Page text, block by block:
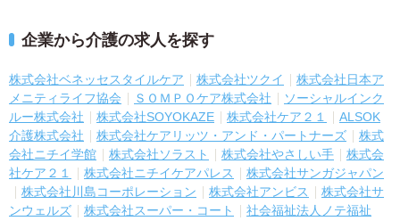
企業から介護の求人を探す
株式会社ベネッセスタイルケア 株式会社ツクイ
株式会社日本ア
メニティライフ協会
ＳＯＭＰＯケア株式会社
ソーシャルインク
ルー株式会社
株式会社SOYOKAZE 株式会社ケア２１
ALSOK
介護株式会社
株式会社ケアリッツ・アンド・パートナーズ
株式
会社ニチイ学館
株式会社ソラスト 株式会社やさしい手
株式会
社ケア２１
株式会社ニチイケアパレス
株式会社サンガジャパン
株式会社川島コーポレーション
株式会社アンビス
株式会社サ
ンウェルズ
株式会社スーパー・コート
社会福祉法人ノテ福祉